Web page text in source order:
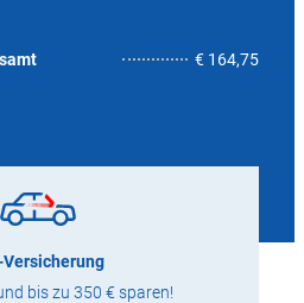
€ 164,754,2
bis zu 350 € sparen!